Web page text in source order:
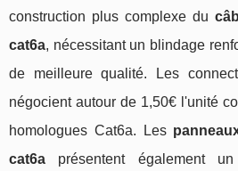
construction plus complexe du
cat6a, nécessitant un blindage
de meilleure qualité. Les
négocient autour de 1,50€ l'unité
homologues Cat6a. Les
cat6a présentent également